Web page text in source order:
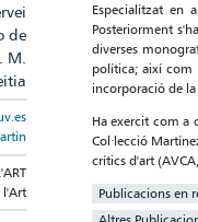
de
M.
l'Art
Especialitzat en
Posteriorment
diverses
política; així com
incorporació de
Ha exercit com a
Col·lecció
crítics d'art
Publicacions en